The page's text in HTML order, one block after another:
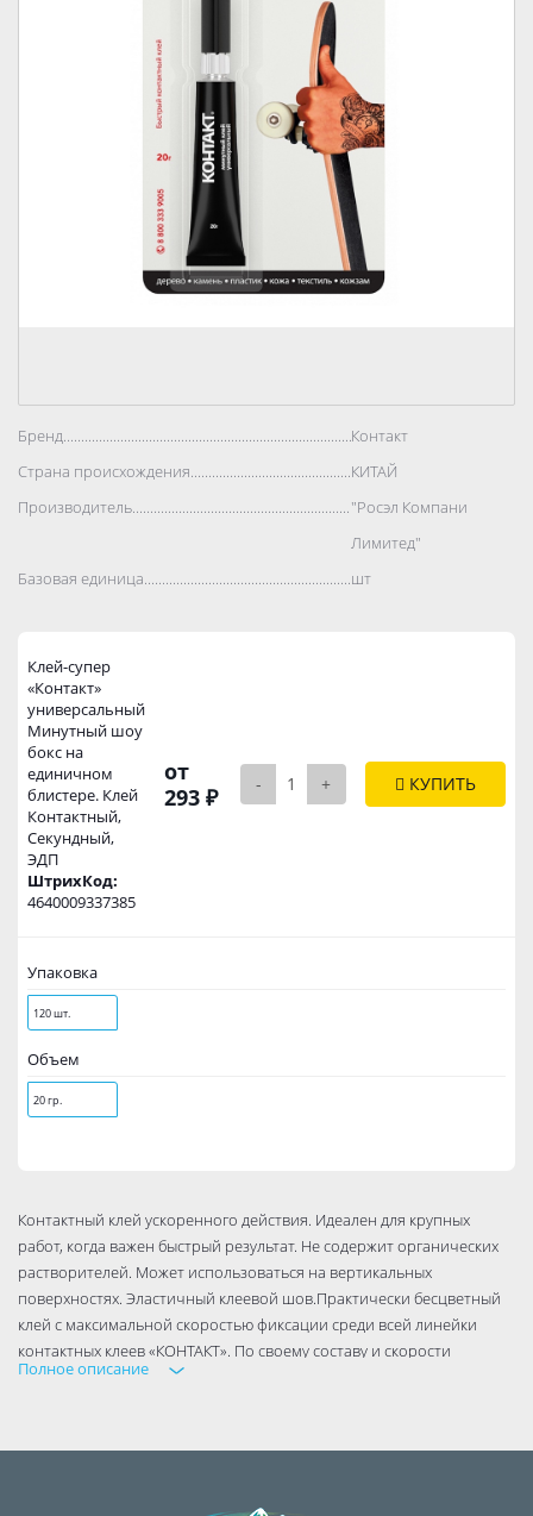
Бренд..................................................................................Контакт
Страна происхождения..................................................................................
КИТАЙ
Производитель..................................................................................
"Росэл Компани
Лимитед"
Базовая единица..................................................................................
шт
Клей-супер
«Контакт»
универсальный
Минутный шоу
бокс на
единичном
блистере. Клей
Контактный,
Секундный,
ЭДП
ШтрихКод:
4640009337385
от
293 ₽
- + КУПИТЬ
Упаковка
120 шт.
Объем
20 гр.
Контактный клей ускоренного действия. Идеален для крупных
работ, когда важен быстрый результат. Не содержит органических
растворителей. Может использоваться на вертикальных
поверхностях. Эластичный клеевой шов.Практически бесцветный
клей с максимальной скоростью фиксации среди всей линейки
контактных клеев «КОНТАКТ». По своему составу и скорости
схватывания близок с супер-клеям, но в отличие от обычных супер-
Уникальный колпачок с фиксатором надёжно герметизирует, легко
Полное описание